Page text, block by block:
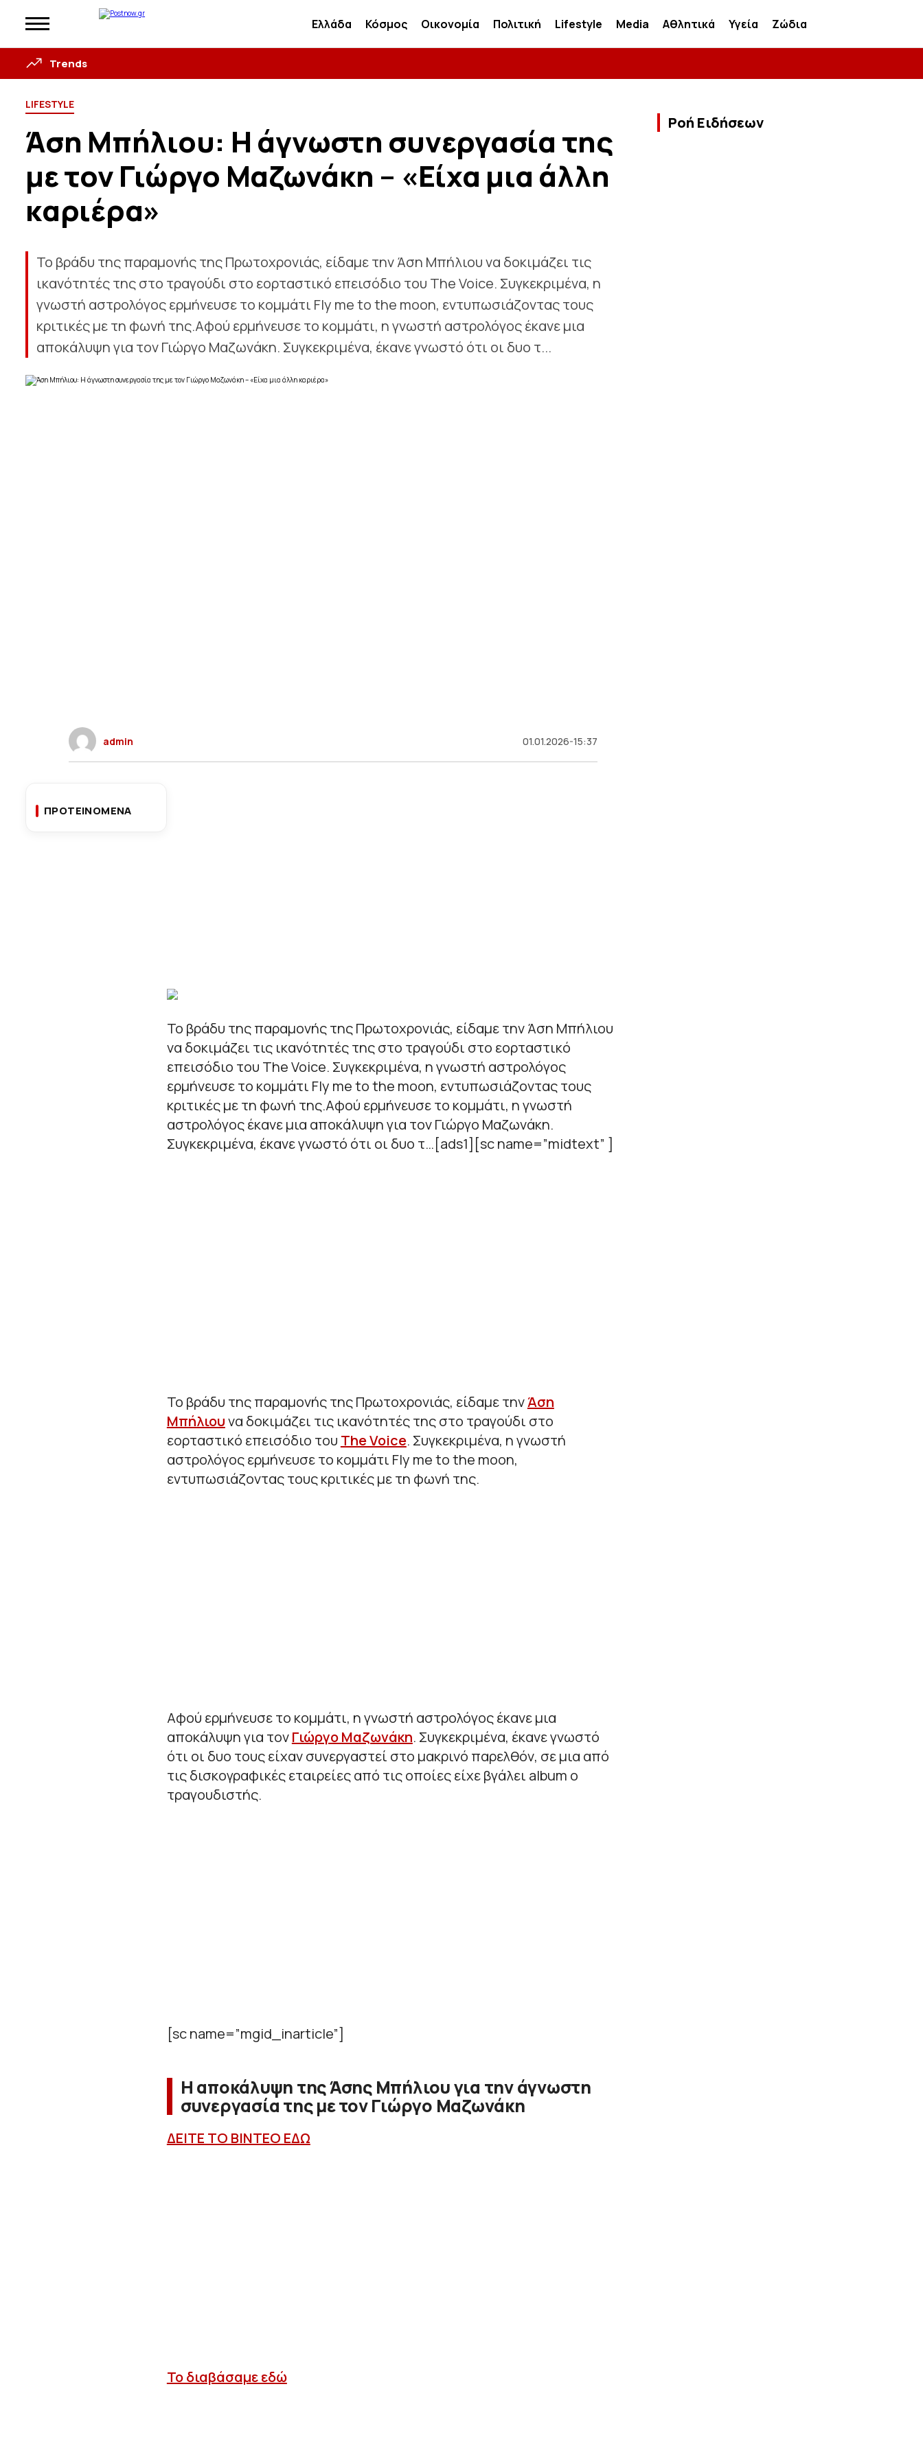
Ελλάδα Κόσμος Οικονομία Πολιτική Lifestyle Media Αθλητικά Υγεία Ζώδια
Trends
LIFESTYLE
Άση Μπήλιου: H άγνωστη συνεργασία της
με τον Γιώργο Μαζωνάκη – «Είχα μια άλλη
καριέρα»
Το βράδυ της παραμονής της Πρωτοχρονιάς, είδαμε την Άση Μπήλιου να δοκιμάζει τις
ικανότητές της στο τραγούδι στο εορταστικό επεισόδιο του The Voice. Συγκεκριμένα, η
γνωστή αστρολόγος ερμήνευσε το κομμάτι Fly me to the moon, εντυπωσιάζοντας τους
κριτικές με τη φωνή της.Αφού ερμήνευσε το κομμάτι, η γνωστή αστρολόγος έκανε μια
αποκάλυψη για τον Γιώργο Μαζωνάκη. Συγκεκριμένα, έκανε γνωστό ότι οι δυο τ...
admin 01.01.2026-15:37
ΠΡΟΤΕΙΝΟΜΕΝΑ
Το βράδυ της παραμονής της Πρωτοχρονιάς, είδαμε την Άση Μπήλιου
να δοκιμάζει τις ικανότητές της στο τραγούδι στο εορταστικό
επεισόδιο του The Voice. Συγκεκριμένα, η γνωστή αστρολόγος
ερμήνευσε το κομμάτι Fly me to the moon, εντυπωσιάζοντας τους
κριτικές με τη φωνή της.Αφού ερμήνευσε το κομμάτι, η γνωστή
αστρολόγος έκανε μια αποκάλυψη για τον Γιώργο Μαζωνάκη.
Συγκεκριμένα, έκανε γνωστό ότι οι δυο τ…[ads1][sc name=”midtext” ]
Το βράδυ της παραμονής της Πρωτοχρονιάς, είδαμε τηνΆση
Μπήλιουνα δοκιμάζει τις ικανότητές της στο τραγούδι στο
εορταστικό επεισόδιο του The Voice. Συγκεκριμένα, η γνωστή
αστρολόγος ερμήνευσε το κομμάτι Fly me to the moon,
εντυπωσιάζοντας τους κριτικές με τη φωνή της.
Αφού ερμήνευσε το κομμάτι, η γνωστή αστρολόγος έκανε μια
αποκάλυψη για τονΓιώργο Μαζωνάκη. Συγκεκριμένα, έκανε γνωστό
ότι οι δυο τους είχαν συνεργαστεί στο μακρινό παρελθόν, σε μια από
τις δισκογραφικές εταιρείες από τις οποίες είχε βγάλει album ο
τραγουδιστής.
[sc name=”mgid_inarticle”]
Η αποκάλυψη της Άσης Μπήλιου για την άγνωστη
συνεργασία της με τον Γιώργο Μαζωνάκη
ΔΕΙΤΕ ΤΟ ΒΙΝΤΕΟ ΕΔΩ
Το διαβάσαμε εδώ
Ροή Ειδήσεων